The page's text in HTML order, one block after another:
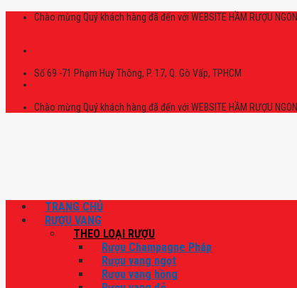
Skip
Chào mừng Quý khách hàng đã đến với WEBSITE HẦM RƯỢU NGON
Số 69 -71 Phạm Huy Thông, P. 17, Q. Gò Vấp, TPHCM
Chào mừng Quý khách hàng đã đến với WEBSITE HẦM RƯỢU NGON
TRANG CHỦ
RƯỢU VANG
THEO LOẠI RƯỢU
Rượu Champagne Pháp
Rượu vang ngọt
Rượu vang hồng